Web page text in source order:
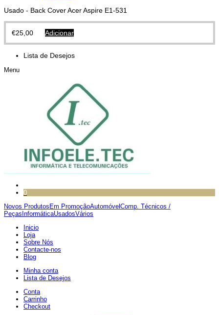
Usado - Back Cover Acer Aspire E1-531
€25,00 Adicionar
Lista de Desejos
Menu
0
Novos Produtos Em PromoçãoAutomóvel Comp. Técnicos /
Peças InformáticaUsadosVários
Inicio
Loja
Sobre Nós
Contacte-nos
Blog
Minha conta
Lista de Desejos
Conta
Carrinho
Checkout